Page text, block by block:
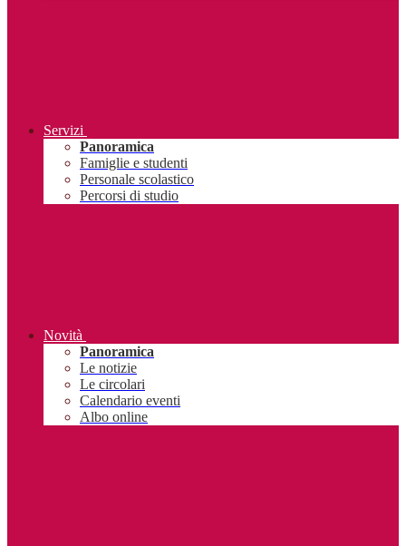
Servizi
Panoramica
Famiglie e studenti
Personale scolastico
Percorsi di studio
Novità
Panoramica
Le notizie
Le circolari
Calendario eventi
Albo online